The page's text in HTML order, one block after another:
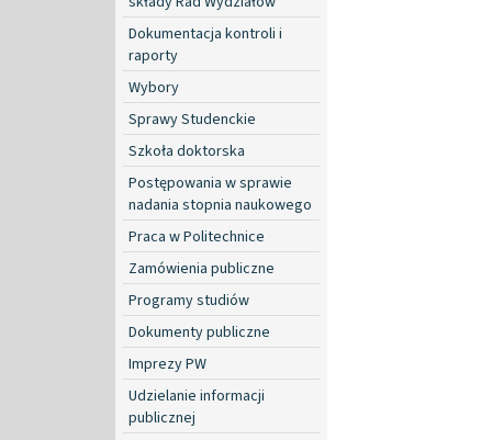
Dokumentacja kontroli i
raporty
Wybory
Sprawy Studenckie
Szkoła doktorska
Postępowania w sprawie
nadania stopnia naukowego
Praca w Politechnice
Zamówienia publiczne
Programy studiów
Dokumenty publiczne
Imprezy PW
Udzielanie informacji
publicznej